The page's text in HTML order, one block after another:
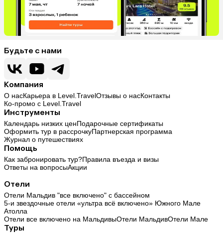
Будьте с нами
Компания
О насКарьера в Level.TravelОтзывы о насКонтакты
Ко-промо с Level.Travel
Инструменты
Календарь низких ценПодарочные сертификаты
Оформить тур в рассрочкуПартнерская программа
Журнал о путешествиях
Помощь
Как забронировать тур?Правила въезда и визы
Ответы на вопросыАкции
Отели
Отели Мальдив "все включено" с бассейном
5-и звездочные отели «ультра всё включено» Южного Мале
Атолла
Отели все включено на МальдивыОтели МальдивОтели Мале
Туры